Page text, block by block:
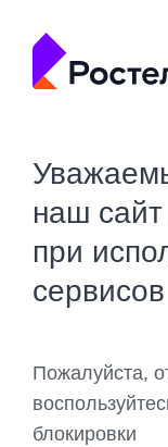
наш сайт
при
сервисов
Пожалуйста,
блокировки